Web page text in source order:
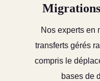
Nos experts en
transferts gérés
compris le
bases de